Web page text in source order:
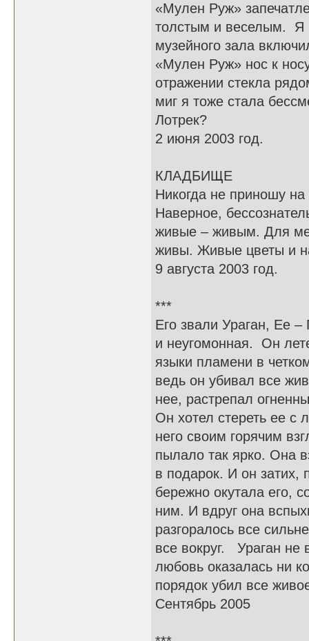
«Мулен Руж»
толстым и веселым. Я
музейного зала
«Мулен Руж» нос к
отражении стекла
миг я тоже стала
Лотрек?
2 июня 2003 год.
КЛАДБИЩЕ
Никогда не приношу
Наверное,
живые – живым. Для
живы. Живые цветы и
9 августа 2003 год.
***
Его звали Ураган, Ее
и неугомонная. Он
языки пламени в
ведь он убивал все
нее, растрепал
Он хотел стереть ее с
него своим горячим
пылало так ярко. Она
в подарок. И он
бережно окутала его,
ним. И вдруг она
разгоралось все
все вокруг. Ураган не
любовь оказалась ни
порядок убил все
Сентябрь 2005